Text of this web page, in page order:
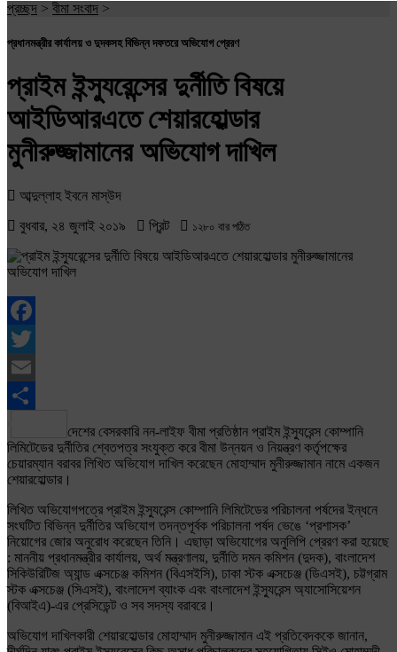
প্রচ্ছদ > বীমা সংবাদ >
প্রধানমন্ত্রীর কার্যালয় ও দুদকসহ বিভিন্ন দফতরে অভিযোগ প্রেরণ
প্রাইম ইন্স্যুরেন্সের দুর্নীতি বিষয়ে
আইডিআরএতে শেয়ারহোল্ডার
মুনীরুজ্জামানের অভিযোগ দাখিল
আব্দুল্লাহ ইবনে মাস্উদ
বুধবার, ২৪ জুলাই ২০১৯
প্রিন্ট ১২৮০ বার পঠিত
Facebook
Twitter
Email
দেশের বেসরকারি নন-লাইফ বীমা প্রতিষ্ঠান প্রাইম ইন্স্যুরেন্স কোম্পানি
লিমিটেডের দুর্নীতির শ্বেতপত্র সংযুক্ত করে বীমা উন্নয়ন ও নিয়ন্ত্রণ কর্তৃপক্ষের
চেয়ারম্যান বরাবর লিখিত অভিযোগ দাখিল করেছেন মোহাম্মাদ মুনীরুজ্জামান নামে একজন
শেয়ারহোল্ডার।
লিখিত অভিযোগপত্রে প্রাইম ইন্স্যুরেন্স কোম্পানি লিমিটেডের পরিচালনা পর্ষদের ইন্ধনে
সংঘটিত বিভিন্ন দুর্নীতির অভিযোগ তদন্তপূর্বক পরিচালনা পর্ষদ ভেঙে ‘প্রশাসক’
নিয়োগের জোর অনুরোধ করেছেন তিনি। এছাড়া অভিযোগের অনুলিপি প্রেরণ করা হয়েছে
: মাননীয় প্রধানমন্ত্রীর কার্যালয়, অর্থ মন্ত্রণালয়, দুর্নীতি দমন কমিশন (দুদক), বাংলাদেশ
সিকিউরিটিজ অ্যান্ড এক্সচেঞ্জ কমিশন (বিএসইসি), ঢাকা স্টক এক্সচেঞ্জ (ডিএসই), চট্টগ্রাম
স্টক এক্সচেঞ্জ (সিএসই), বাংলাদেশ ব্যাংক এবং বাংলাদেশ ইন্স্যুরেন্স অ্যাসোসিয়েশন
(বিআইএ)-এর প্রেসিডেন্ট ও সব সদস্য বরাবরে।
অভিযোগ দাখিলকারী শেয়ারহোল্ডার মোহাম্মাদ মুনীরুজ্জামান এই প্রতিবেদককে জানান,